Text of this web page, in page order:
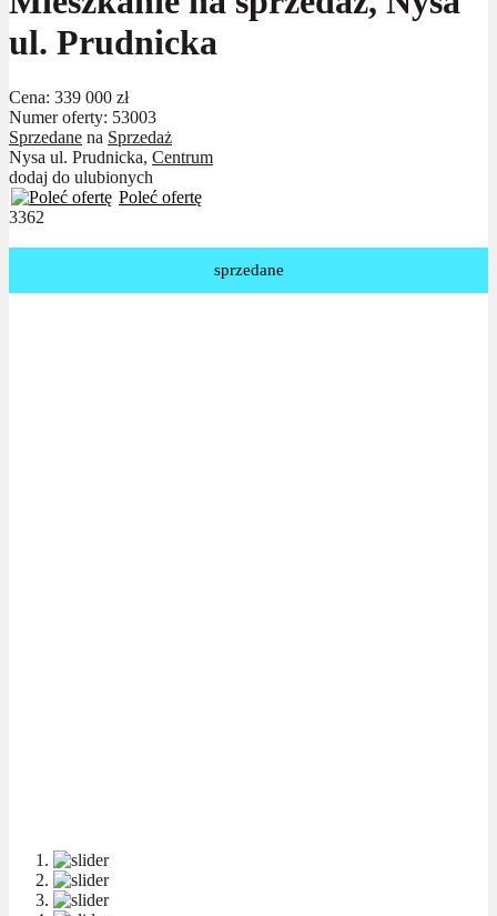
ul. Prudnicka
Cena: 339 000 zł
Numer oferty: 53003
Sprzedane na Sprzedaż
Nysa ul. Prudnicka, Centrum
dodaj do ulubionych
Poleć ofertę
3362
sprzedane